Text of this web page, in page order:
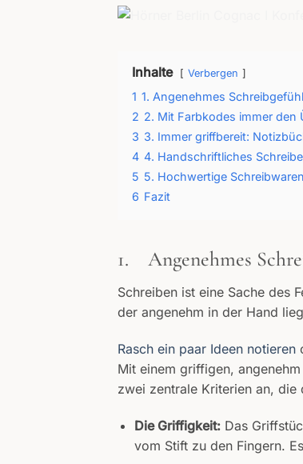
Inhalte Verbergen
1 1. Angenehmes
2 2. Mit Farbkodes immer den
3 3. Immer griffbereit:
4 4. Handschriftliches
5 5. Hochwertige
6 Fazit
1. Angenehmes
Schreiben ist eine Sache des
der angenehm in der Hand
Rasch ein paar Ideen notieren
Mit einem griffigen,
zwei zentrale Kriterien an, die
Die Griffigkeit:Das
vom Stift zu den Fingern.